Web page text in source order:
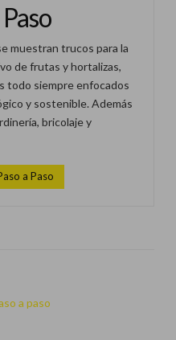
muestran trucos para la
de frutas y hortalizas,
todo siempre enfocados
y sostenible. Además
bricolaje y
a Paso
a paso